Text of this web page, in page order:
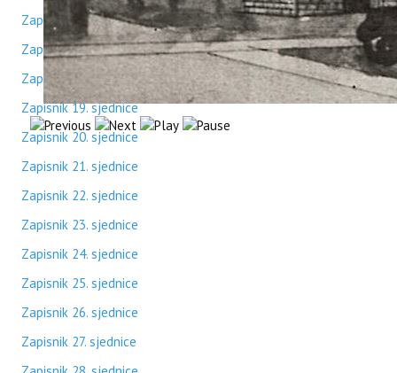
Zapisnik 16. sjednice
Zapisnik 17. sjednice
Zapisnik 18. sjednice
Zapisnik 19. sjednice
Zapisnik 20. sjednice
Zapisnik 21. sjednice
Zapisnik 22. sjednice
Zapisnik 23. sjednice
Zapisnik 24. sjednice
Zapisnik 25. sjednice
Zapisnik 26. sjednice
Zapisnik 27. sjednice